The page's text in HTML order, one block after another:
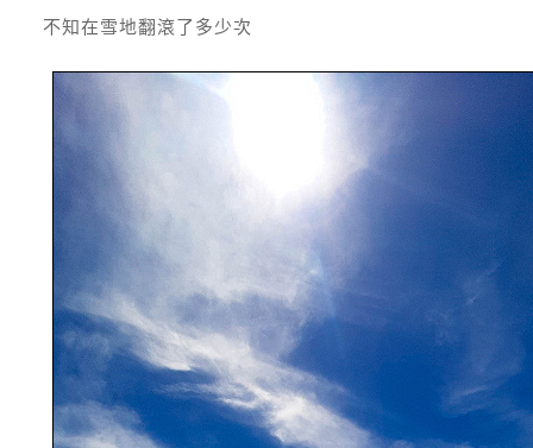
不知在雪地翻滾了多少次